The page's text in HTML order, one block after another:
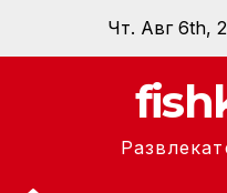
Чт. Авг 6th,